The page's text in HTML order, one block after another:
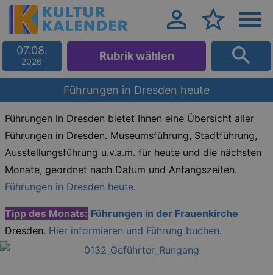
07.08.
2026 Rubrik wählen
Führungen in Dresden heute
Führungen in Dresden bietet Ihnen eine Übersicht aller
Führungen in Dresden. Museumsführung, Stadtführung,
Ausstellungsführung u.v.a.m. für heute und die nächsten
Monate, geordnet nach Datum und Anfangszeiten.
Führungen in Dresden heute.
Tipp des Monats: Führungen in der Frauenkirche
Dresden. Hier informieren und Führung buchen.